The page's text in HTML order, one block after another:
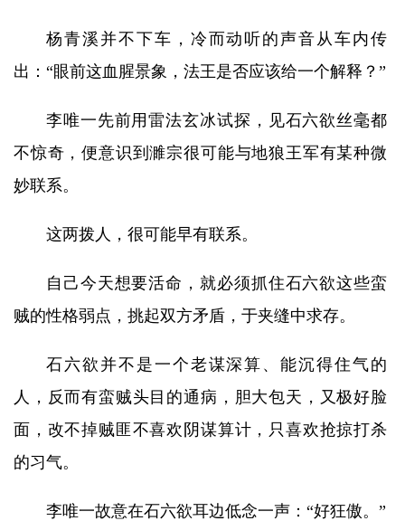
杨青溪并不下车，冷而动听的声音从车内传
出：“眼前这血腥景象，法王是否应该给一个解释？”
李唯一先前用雷法玄冰试探，见石六欲丝毫都
不惊奇，便意识到濉宗很可能与地狼王军有某种微
妙联系。
这两拨人，很可能早有联系。
自己今天想要活命，就必须抓住石六欲这些蛮
贼的性格弱点，挑起双方矛盾，于夹缝中求存。
石六欲并不是一个老谋深算、能沉得住气的
人，反而有蛮贼头目的通病，胆大包天，又极好脸
面，改不掉贼匪不喜欢阴谋算计，只喜欢抢掠打杀
的习气。
李唯一故意在石六欲耳边低念一声：“好狂傲。”